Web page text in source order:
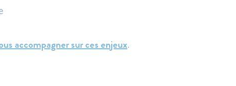
accompagner sur ces enjeux.